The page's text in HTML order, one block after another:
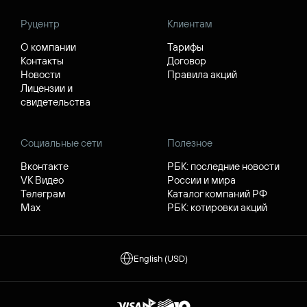
Руцентр
О компании
Контакты
Новости
Лицензии и
свидетельства
Клиентам
Тарифы
Договор
Правила акций
Социальные сети
Вконтакте
VK Видео
Телеграм
Max
Полезное
РБК: последние новости
России и мира
Каталог компаний РФ
РБК: котировки акций
English (USD)